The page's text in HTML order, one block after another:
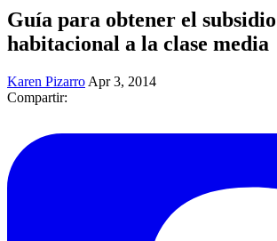
Guía para obtener el subsidio
habitacional a la clase media
Karen Pizarro Apr 3, 2014
Compartir: